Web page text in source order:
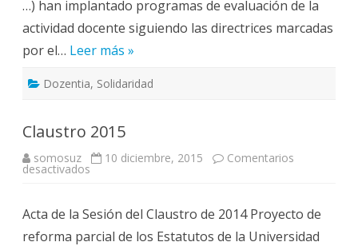
…) han implantado programas de evaluación de la
actividad docente siguiendo las directrices marcadas
por el… Leer más »
Dozentia, Solidaridad
Claustro 2015
somosuz 10 diciembre, 2015 Comentarios
desactivadosen
Acta de la Sesión del Claustro de 2014 Proyecto de
reforma parcial de los Estatutos de la Universidad